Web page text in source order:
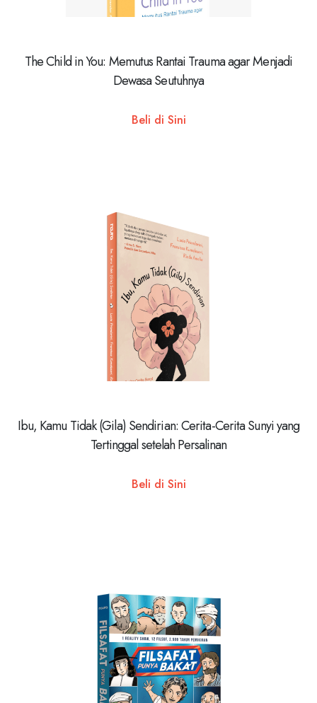
The Child in You: Memutus Rantai Trauma agar Menjadi
Dewasa Seutuhnya
Beli di Sini
Ibu, Kamu Tidak (Gila) Sendirian: Cerita-Cerita Sunyi yang
Tertinggal setelah Persalinan
Beli di Sini